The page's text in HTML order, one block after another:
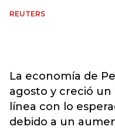
REUTERS
La economía de
agosto y creció un
línea con lo
debido a un